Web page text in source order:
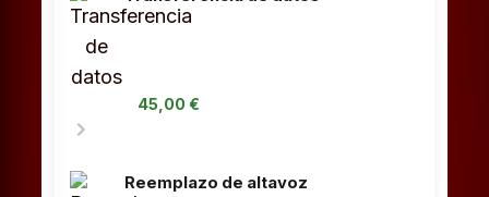
45,00 €
chevron_right
Reemplazo de altavoz